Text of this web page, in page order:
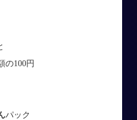
の100円
パック